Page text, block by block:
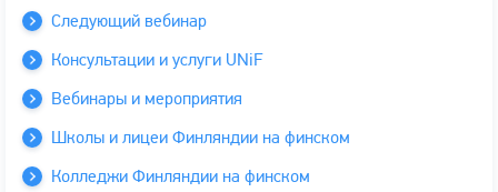
Следующий вебинар
Консультации и услуги UNiF
Вебинары и мероприятия
Школы и лицеи Финляндии на финском
Колледжи Финляндии на финском